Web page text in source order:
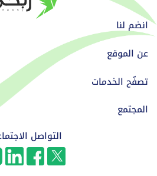
انضم لنا
عن الموقع
تصفّح الخدمات
المجتمع
التواصل